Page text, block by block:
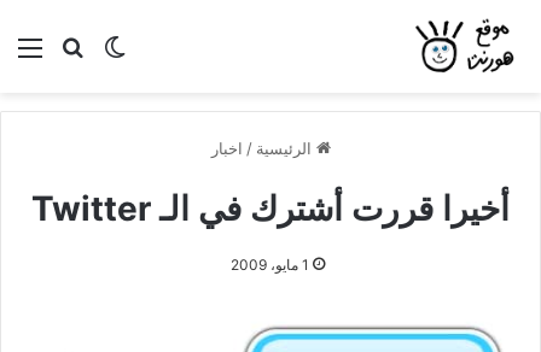
بحثالوضع
الرئيسية / اخبار
أخيرا قررت أشترك في الـ Twitter
1 مايو، 2009